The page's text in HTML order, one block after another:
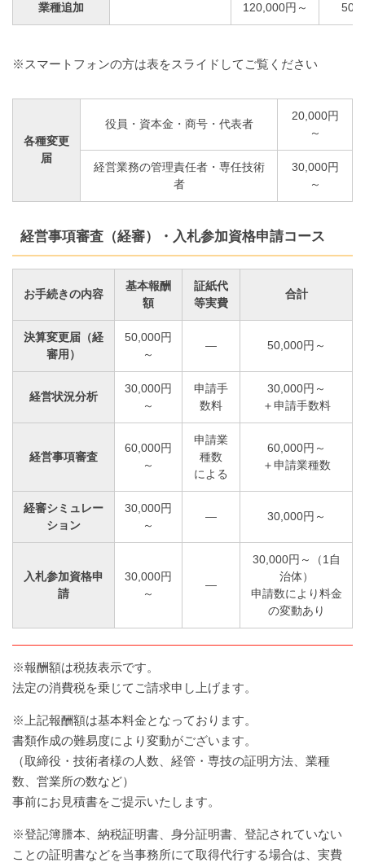
業種追加 120,000円～
※スマートフォンの方は表をスライドしてご覧ください
各種変更
届
役員・資本金・商号・代表者
20,000円
～
経営業務の管理責任者・専任技術
者
30,000円
～
経営事項審査（経審）・入札参加資格申請コース
お手続きの内容
基本報酬
額
証紙代
等実費
合計
決算変更届（経
審用）
50,000円
～
― 50,000円～
経営状況分析
30,000円
～
申請手
数料
30,000円～
＋申請手数料
経営事項審査
60,000円
～
申請業
種数
による
60,000円～
＋申請業種数
経審シミュレー
ション
30,000円
～
― 30,000円～
入札参加資格申
請
30,000円
～
―
30,000円～（1自
治体）
申請数により料金
の変動あり
※報酬額は税抜表示です。
法定の消費税を乗じてご請求申し上げます。
※上記報酬額は基本料金となっております。
書類作成の難易度により変動がございます。
（取締役・技術者様の人数、経管・専技の証明方法、業種
数、営業所の数など）
事前にお見積書をご提示いたします。
※登記簿謄本、納税証明書、身分証明書、登記されていない
ことの証明書などを当事務所にて取得代行する場合は、実費